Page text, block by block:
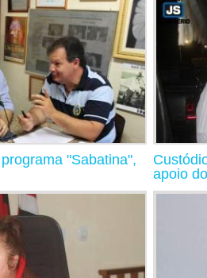
"Sabatina",
apoio